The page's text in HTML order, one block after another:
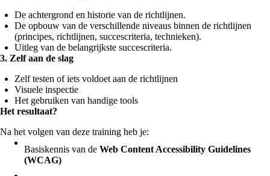
De achtergrond en historie van de richtlijnen.
De opbouw van de verschillende niveaus binnen de richtlijnen
(principes, richtlijnen, succescriteria, technieken).
Uitleg van de belangrijkste succescriteria.
3. Zelf aan de slag
Zelf testen of iets voldoet aan de richtlijnen
Visuele inspectie
Het gebruiken van handige tools
Het resultaat?
Na het volgen van deze training heb je:
Basiskennis van de Web Content Accessibility Guidelines
(WCAG)